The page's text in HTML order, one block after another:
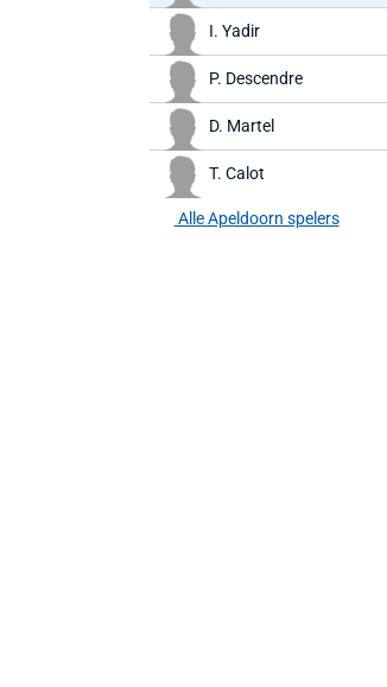
I. Yadir
P. Descendre
D. Martel
T. Calot
Alle Apeldoorn spelers